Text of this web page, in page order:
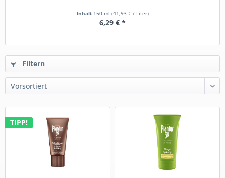
Inhalt 150 ml (41,93 € / Liter)
6,29 € *
Filtern
TIPP!